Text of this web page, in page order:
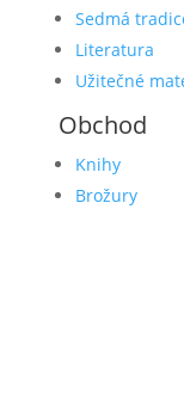
Sedmá
Literatura
Užitečné
Obchod
Knihy
Brožury